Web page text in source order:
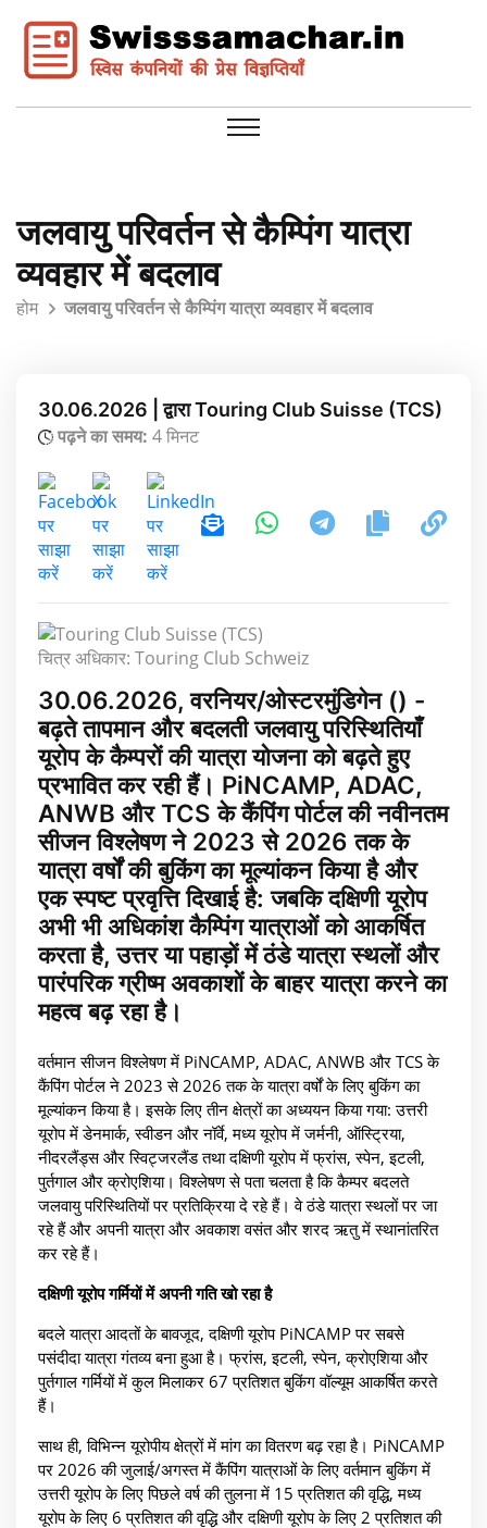
जलवायु परिवर्तन से कैम्पिंग यात्रा
व्यवहार में बदलाव
होम जलवायु परिवर्तन से कैम्पिंग यात्रा व्यवहार में बदलाव
30.06.2026 | द्वारा Touring Club Suisse (TCS)
पढ़ने का समय: 4 मिनट
चित्र अधिकार: Touring Club Schweiz
30.06.2026, वरनियर/ओस्टरमुंडिगेन () -
बढ़ते तापमान और बदलती जलवायु परिस्थितियाँ
यूरोप के कैम्परों की यात्रा योजना को बढ़ते हुए
प्रभावित कर रही हैं। PiNCAMP, ADAC,
ANWB और TCS के कैंपिंग पोर्टल की नवीनतम
सीजन विश्लेषण ने 2023 से 2026 तक के
यात्रा वर्षों की बुकिंग का मूल्यांकन किया है और
एक स्पष्ट प्रवृत्ति दिखाई है: जबकि दक्षिणी यूरोप
अभी भी अधिकांश कैम्पिंग यात्राओं को आकर्षित
करता है, उत्तर या पहाड़ों में ठंडे यात्रा स्थलों और
पारंपरिक ग्रीष्म अवकाशों के बाहर यात्रा करने का
महत्व बढ़ रहा है।
वर्तमान सीजन विश्लेषण में PiNCAMP, ADAC, ANWB और TCS के
कैंपिंग पोर्टल ने 2023 से 2026 तक के यात्रा वर्षों के लिए बुकिंग का
मूल्यांकन किया है। इसके लिए तीन क्षेत्रों का अध्ययन किया गया: उत्तरी
यूरोप में डेनमार्क, स्वीडन और नॉर्वे, मध्य यूरोप में जर्मनी, ऑस्ट्रिया,
नीदरलैंड्स और स्विट्जरलैंड तथा दक्षिणी यूरोप में फ्रांस, स्पेन, इटली,
पुर्तगाल और क्रोएशिया। विश्लेषण से पता चलता है कि कैम्पर बदलते
जलवायु परिस्थितियों पर प्रतिक्रिया दे रहे हैं। वे ठंडे यात्रा स्थलों पर जा
रहे हैं और अपनी यात्रा और अवकाश वसंत और शरद ऋतु में स्थानांतरित
कर रहे हैं।
दक्षिणी यूरोप गर्मियों में अपनी गति खो रहा है
बदले यात्रा आदतों के बावजूद, दक्षिणी यूरोप PiNCAMP पर सबसे
पसंदीदा यात्रा गंतव्य बना हुआ है। फ्रांस, इटली, स्पेन, क्रोएशिया और
पुर्तगाल गर्मियों में कुल मिलाकर 67 प्रतिशत बुकिंग वॉल्यूम आकर्षित करते
हैं।
साथ ही, विभिन्न यूरोपीय क्षेत्रों में मांग का वितरण बढ़ रहा है। PiNCAMP
पर 2026 की जुलाई/अगस्त में कैंपिंग यात्राओं के लिए वर्तमान बुकिंग में
उत्तरी यूरोप के लिए पिछले वर्ष की तुलना में 15 प्रतिशत की वृद्धि, मध्य
यूरोप के लिए 6 प्रतिशत की वृद्धि और दक्षिणी यूरोप के लिए 2 प्रतिशत की